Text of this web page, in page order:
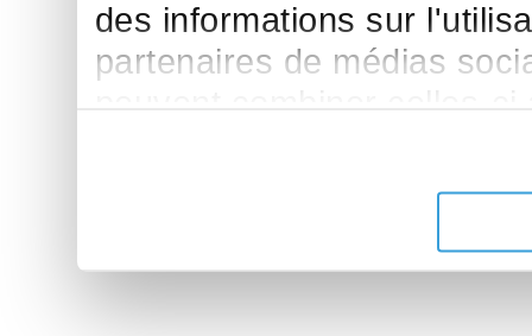
des informations sur
partenaires de médias